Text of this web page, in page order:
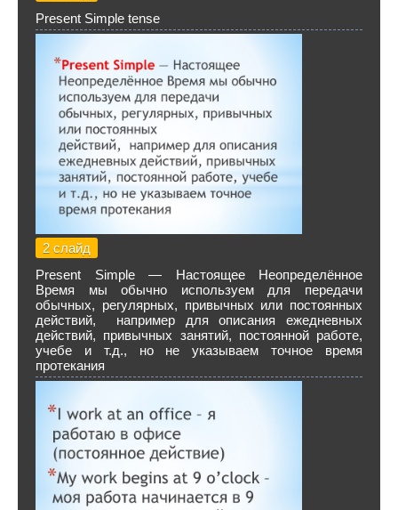
Present Simple tense
2 слайд
Present Simple — Настоящее Неопределённое
Время мы обычно используем для передачи
обычных, регулярных, привычных или постоянных
действий, например для описания ежедневных
действий, привычных занятий, постоянной работе,
учебе и т.д., но не указываем точное время
протекания